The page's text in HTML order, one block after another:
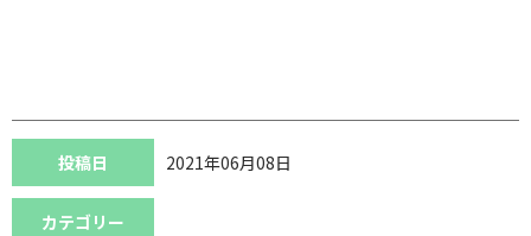
投稿日 2021年06月08日
カテゴリー